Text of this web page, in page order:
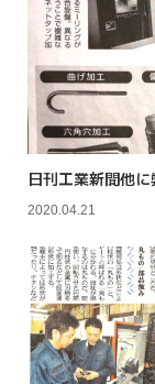
日刊工業新聞他
2020.04.21